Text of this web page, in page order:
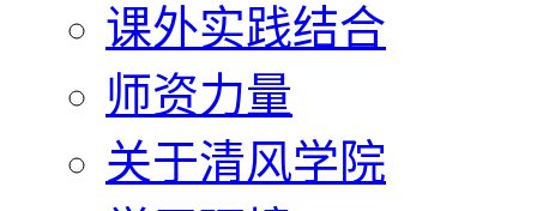
课外实践结合
师资力量
关于清风学院